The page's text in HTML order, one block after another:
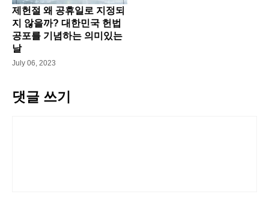
제헌절 왜 공휴일로 지정되
지 않을까? 대한민국 헌법
공포를 기념하는 의미있는
날
July 06, 2023
댓글 쓰기